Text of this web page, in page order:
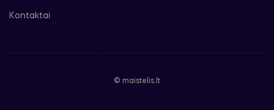
Kontaktai
© maistelis.lt